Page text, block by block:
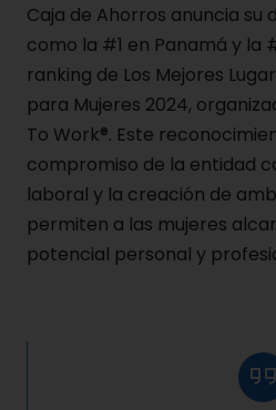
Caja de Ahorros anuncia su
como la #1 en Panamá y la
ranking de Los Mejores
para Mujeres 2024,
To Work®. Este
compromiso de la entidad
laboral y la creación de
permiten a las mujeres
potencial personal y